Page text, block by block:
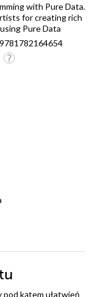
with Pure Data.
for creating rich
Pure Data
pod kątem ułatwień